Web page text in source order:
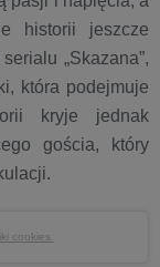
historii jeszcze
„Skazana”,
która podejmuje
kryje jednak
gościa, który
cookies.